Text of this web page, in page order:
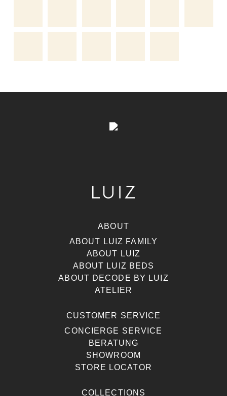
ABOUT
ABOUT LUIZ FAMILY
ABOUT LUIZ
ABOUT LUIZ BEDS
ABOUT DECODE BY LUIZ
ATELIER
CUSTOMER SERVICE
CONCIERGE SERVICE
BERATUNG
SHOWROOM
STORE LOCATOR
COLLECTIONS